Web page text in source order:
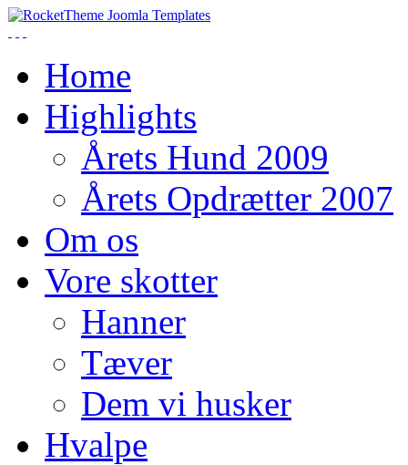
Home
Highlights
Årets Hund 2009
Årets Opdrætter 2007
Om os
Vore skotter
Hanner
Tæver
Dem vi husker
Hvalpe